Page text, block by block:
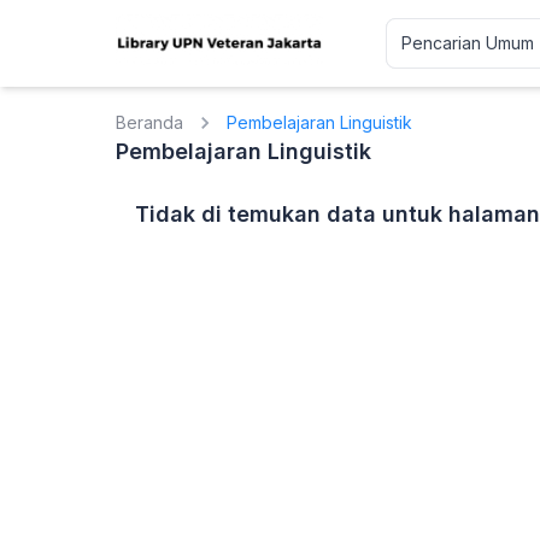
Beranda Pembelajaran Linguistik
Pembelajaran Linguistik
Tidak di temukan data untuk